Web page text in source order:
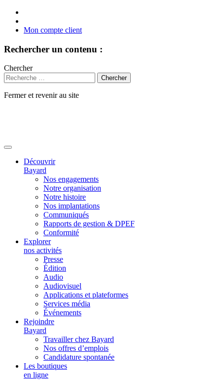
Mon compte client
Rechercher un contenu :
Chercher
Fermer et revenir au site
Découvrir
Bayard
Nos engagements
Notre organisation
Notre histoire
Nos implantations
Communiqués
Rapports de gestion & DPEF
Conformité
Explorer
nos activités
Presse
Édition
Audio
Audiovisuel
Applications et plateformes
Services média
Événements
Rejoindre
Bayard
Travailler chez Bayard
Nos offres d’emplois
Candidature spontanée
Les boutiques
en ligne